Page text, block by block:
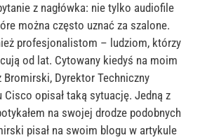
z nagłówka: nie tylko audiofile
można często uznać za szalone.
profesjonalistom – ludziom, którzy
od lat. Cytowany kiedyś na moim
Bromirski, Dyrektor Techniczny
Cisco opisał taką sytuację. Jedną z
na swojej drodze podobnych
pisał na swoim blogu w artykule